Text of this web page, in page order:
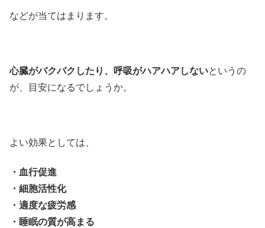
などが当てはまります。
心臓がバクバクしたり、呼吸がハアハアしないというの
が、目安になるでしょうか。
よい効果としては、
・血行促進
・細胞活性化
・適度な疲労感
・睡眠の質が高まる